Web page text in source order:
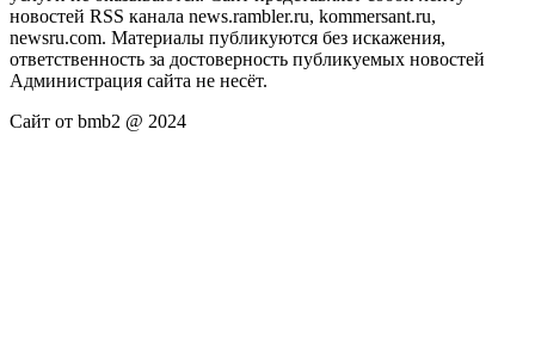
новостей RSS канала news.rambler.ru, kommersant.ru,
newsru.com. Материалы публикуются без искажения,
ответственность за достоверность публикуемых новостей
Администрация сайта не несёт.
Сайт от bmb2 @ 2024